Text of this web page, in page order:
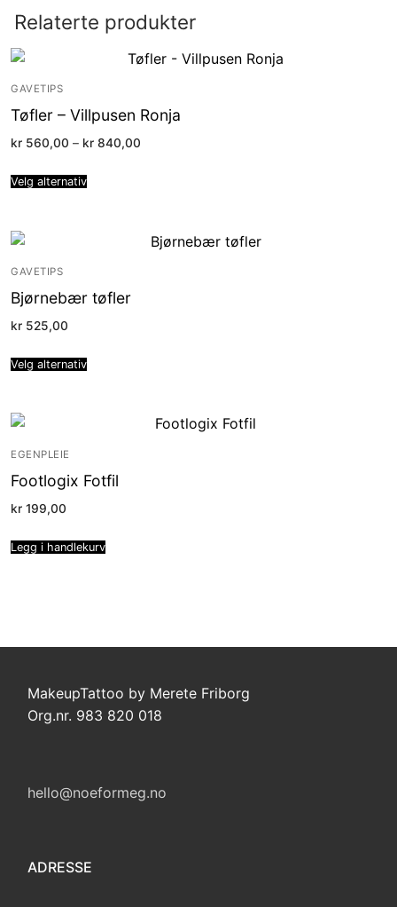
Relaterte produkter
GAVETIPS
Tøfler – Villpusen Ronja
kr 560,00 – kr 840,00
Velg alternativ
GAVETIPS
Bjørnebær tøfler
kr 525,00
Velg alternativ
EGENPLEIE
Footlogix Fotfil
kr 199,00
Legg i handlekurv
MakeupTattoo by Merete Friborg
Org.nr. 983 820 018
hello@noeformeg.no
ADRESSE